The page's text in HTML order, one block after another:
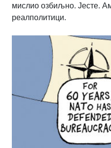
мислио озбиљно. Јесте.
реалполитици.